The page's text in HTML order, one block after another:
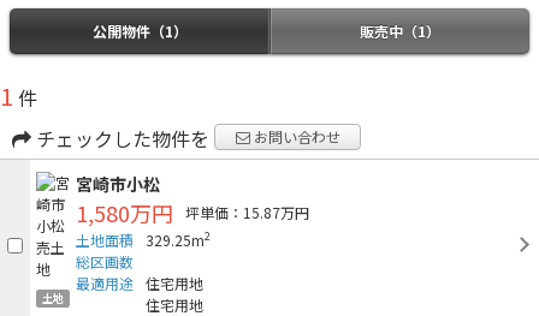
公開物件（1） 販売中（1）
1 件
チェックした物件を
お問い合わせ
土地
宮崎市小松
1,580万円
坪単価：15.87万円
土地面積
329.25m2
総区画数
最適用途 住宅用地
住宅用地